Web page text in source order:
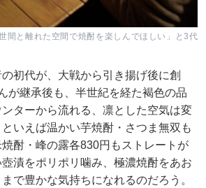
間と離れた空間で焼酎を楽しんでほしい」と3代
初代が、大戦から引き揚げ後に創
が継承後も、半世紀を経た褐色の品
ターから流れる、凛とした空気は変
いえば温かい芋焼酎・さつま無双も
酎・峰の露各830円もストレートが
漬をポリポリ噛み、極濃焼酎をあお
で豊かな気持ちになれるのだろう。